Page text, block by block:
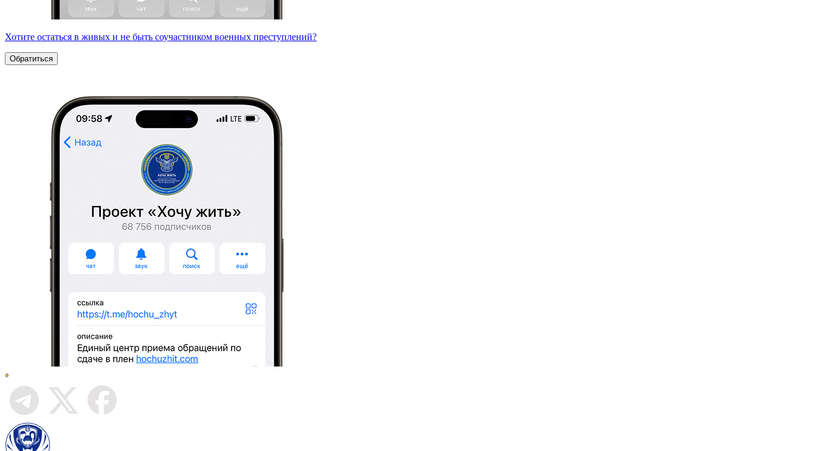
Хотите остаться в живых и не быть соучастником военных преступлений?
Обратиться